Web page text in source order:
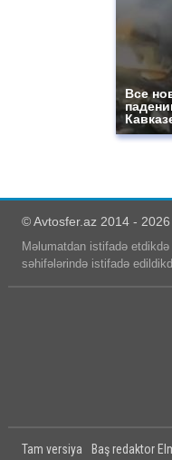
Все
© Avtosfer.az 2014 - 2026
Məlumatdan istifadə
səhifələrində istifadə
Tam versiya Baş redaktor